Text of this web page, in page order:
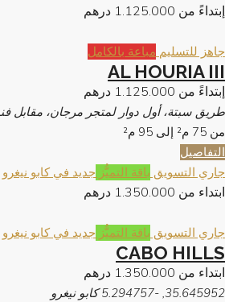
إبتداءً من 1.125.000 درهم
جاهز للتسليم مباعة بالكامل
AL HOURIA III
إبتداءً من 1.125.000 درهم
طريق سبتة، أول دوار لمتجر مرجان، مقابل
من 75 م² إلى 95
م²
التفاصيل
جاري التسويق باقة التميُّز جديد في كابو نيغرو
ابتداء من 1.350.000 درهم
جاري التسويق باقة التميُّز جديد في كابو نيغرو
CABO HILLS
ابتداء من 1.350.000 درهم
35.645952, -5.294757 كابو نيغرو